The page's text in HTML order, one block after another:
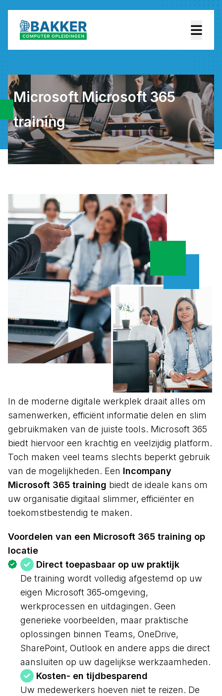
Microsoft Microsoft 365
training
In de moderne digitale werkplek draait alles om
samenwerken, efficiënt informatie delen en slim
gebruikmaken van de juiste tools. Microsoft 365
biedt hiervoor een krachtig en veelzijdig platform.
Toch maken veel teams slechts beperkt gebruik
van de mogelijkheden. Een Incompany
Microsoft 365 training biedt de ideale kans om
uw organisatie digitaal slimmer, efficiënter en
toekomstbestendig te maken.
Voordelen van een Microsoft 365 training op
locatie
Direct toepasbaar op uw praktijk
De training wordt volledig afgestemd op uw
eigen Microsoft 365‑omgeving,
werkprocessen en uitdagingen. Geen
generieke voorbeelden, maar praktische
oplossingen binnen Teams, OneDrive,
SharePoint, Outlook en andere apps die direct
aansluiten op uw dagelijkse werkzaamheden.
Kosten- en tijdbesparend
Uw medewerkers hoeven niet te reizen. De